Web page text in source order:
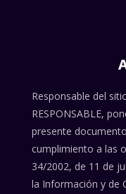
accesibilidad.
Responsable del
RESPONSABLE,
presente
cumplimiento a las
34/2002, de 11 de
la Información y de